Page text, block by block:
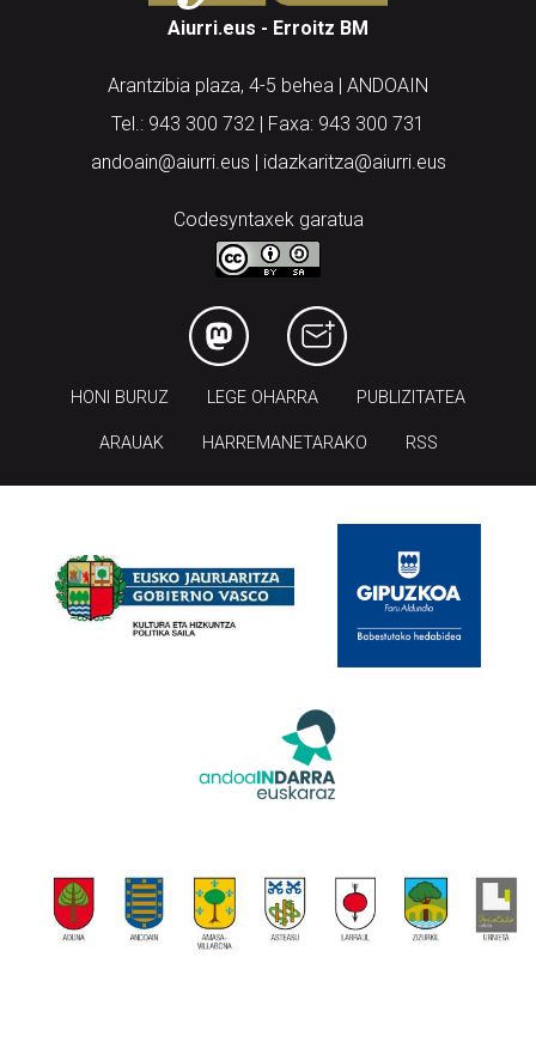
Aiurri.eus - Erroitz BM
Arantzibia plaza, 4-5 behea | ANDOAIN
Tel.: 943 300 732 | Faxa: 943 300 731
andoain@aiurri.eus | idazkaritza@aiurri.eus
Codesyntaxek garatua
HONI BURUZ LEGE OHARRA PUBLIZITATEA
ARAUAK HARREMANETARAKO RSS